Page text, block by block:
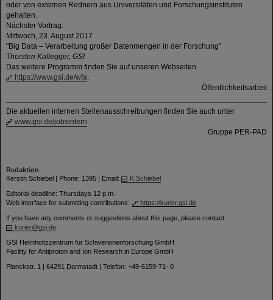
oder von externen Rednern aus Universitäten und Forschungsinstituten
gehalten.
Nächster Vortrag:
Mittwoch, 23. August 2017
"Big Data – Verarbeitung großer Datenmengen in der Forschung"
Thorsten Kollegger, GSI
Das weitere Programm finden Sie auf unseren Webseiten
https://www.gsi.de/wfa.
Öffentlichkeitsarbeit
Die aktuellen internen Stellenausschreibungen finden Sie auch unter
www.gsi.de/jobsintern
Gruppe PER-PAD
Redaktion
Kerstin Schiebel | Phone: 1395 | Email:
K.Schiebel
Editorial deadline: Thursdays 12 p.m.
Web interface for submitting contributions:
https://kurier.gsi.de
If you have any comments or suggestions about this page, please contact
kurier@gsi.de
GSI Helmholtzzentrum für Schwerionenforschung GmbH
Facility for Antiproton and Ion Research in Europe GmbH
Planckstr. 1 | 64291 Darmstadt | Telefon: +49-6159-71- 0